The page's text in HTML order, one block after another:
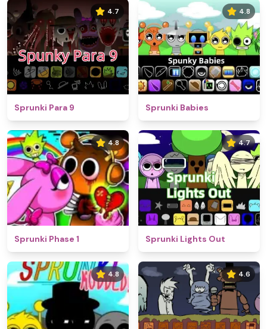
4.7
Sprunki Para 9
4.8
Sprunki Babies
4.8
Sprunki Phase 1
4.7
Sprunki Lights Out
4.8 4.6